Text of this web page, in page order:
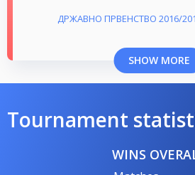
ДРЖАВНО ПРВЕНСТВО 2016/
SHOW MORE
Tournament
WINS